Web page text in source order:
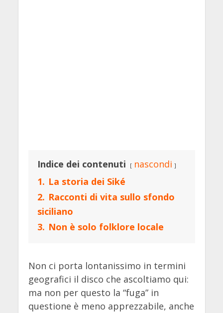
Indice dei contenuti
nascondi
1. La storia dei Siké
2. Racconti di vita sullo sfondo
siciliano
3. Non è solo folklore locale
Non ci porta lontanissimo in termini
geografici il disco che ascoltiamo qui:
ma non per questo la “fuga” in
questione è meno apprezzabile, anche